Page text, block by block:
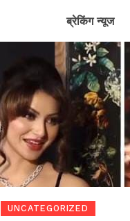
ब्रेकिंग न्यूज
UNCATEGORIZED